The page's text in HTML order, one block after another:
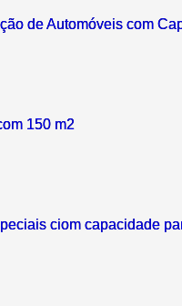
de Automóveis com
150 m2
ciom capacidade